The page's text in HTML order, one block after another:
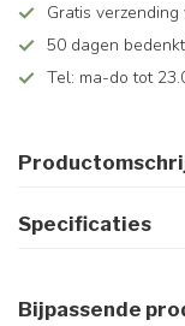
Gratis
50 dagen
Tel: ma-do tot
Specificaties
Bijpassende